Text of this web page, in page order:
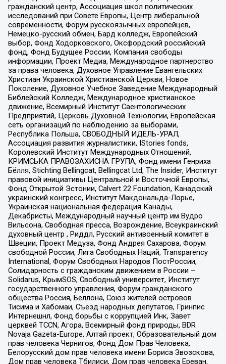
гражданский центр, Ассоциация школ политических
исследований при Совете Европы, Центр либеральной
современности, Форум русскоязычных европейцев,
Немецко-русский обмен, Бард колледж, Европейский
выбор, Фонд Ходорковского, Оксфордский российский
фонд, Фонд Будущее России, Компания свободы
информации, Проект Медиа, Международное партнерство
за права человека, Духовное Управление Евангельских
Христиан Украинской Христианской Церкви, Новое
Поколение, Духовное Учебное Заведение Международный
Библейский Колледж, Международное христианское
движение, Всемирный Институт Саентологических
Предприятий, Церковь Духовной Технологии, Европейская
сеть организаций по наблюдению за выборами,
Республика Польша, СВОБОДНЫЙ ИДЕЛЬ-УРАЛ,
Ассоциация развития журналистики, IStories fonds,
Королевский Институт Международных Отношений,
КРИМСЬКА ПРАВОЗАХИСНА ГРУПА, Фонд имени Генриха
Бёлля, Stichting Bellingcat, Bellingcat Ltd, The Insider, Институт
правовой инициативы Центральной и Восточной Европы,
Фонд Открытой Эстонии, Calvert 22 Foundation, Канадский
украинский конгресс, Институт Макдональда-Лорье,
Украинская национальная федерация Канады,
Декабристы, Международный научный центр им Вудро
Вильсона, Свободная пресса, Возрождение, Всеукраинский
духовный центр , Риддл, Русский антивоенный комитет в
Швеции, Проект Медуза, Фонд Андрея Сахарова, Форум
свободной России, Лига Свободных Наций, Transparеncy
International, Форум Свободных Народов ПостРоссии,
Солидарность с гражданским движением в России –
Solidarus, КрымSOS, Свободный университет, Институт
государственного управления, Форум гражданского
общества Россия, Беллона, Союз жителей островов
Тисима и Хабомаи, Съезд народных депутатов, Гринпис
Интернешнл, Фонд борьбы с коррупцией Инк, Завет
церквей TCCN, Агора, Всемирный фонд природы, BDR
Novaja Gazeta-Europe, Алтай проект, Образовательный дом
прав человека Чернигов, Фонд Дом Прав Человека,
Белорусский дом прав человека имени Бориса Звозскова,
Дом прав человека Тбилиси, Дом прав человека Ереван,